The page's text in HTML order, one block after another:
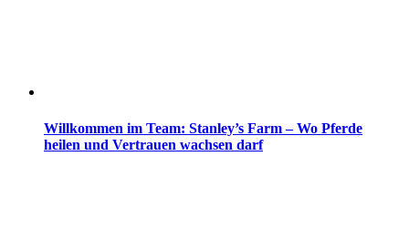
Willkommen im Team: Stanley’s Farm – Wo Pferde
heilen und Vertrauen wachsen darf